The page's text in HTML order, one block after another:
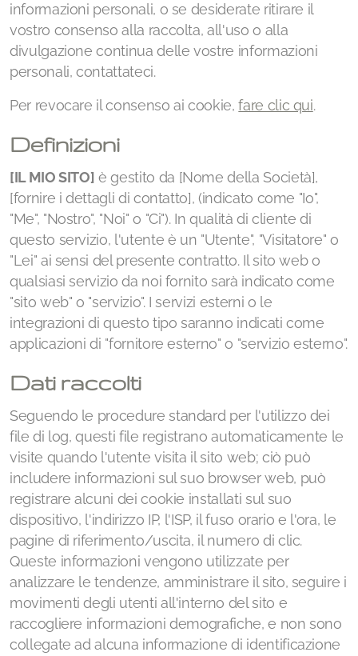
informazioni personali, o se desiderate ritirare il
vostro consenso alla raccolta, all'uso o alla
divulgazione continua delle vostre informazioni
personali, contattateci.
Per revocare il consenso ai cookie,fare clic qui.
Definizioni
[IL MIO SITO] è gestito da [Nome della Società],
[fornire i dettagli di contatto], (indicato come "Io",
"Me", "Nostro", "Noi" o "Ci"). In qualità di cliente di
questo servizio, l'utente è un "Utente", "Visitatore" o
"Lei" ai sensi del presente contratto. Il sito web o
qualsiasi servizio da noi fornito sarà indicato come
"sito web" o "servizio". I servizi esterni o le
integrazioni di questo tipo saranno indicati come
applicazioni di "fornitore esterno" o "servizio esterno".
Dati raccolti
Seguendo le procedure standard per l'utilizzo dei
file di log, questi file registrano automaticamente le
visite quando l'utente visita il sito web; ciò può
includere informazioni sul suo browser web, può
registrare alcuni dei cookie installati sul suo
dispositivo, l'indirizzo IP, l'ISP, il fuso orario e l'ora, le
pagine di riferimento/uscita, il numero di clic.
Queste informazioni vengono utilizzate per
analizzare le tendenze, amministrare il sito, seguire i
movimenti degli utenti all'interno del sito e
raccogliere informazioni demografiche, e non sono
collegate ad alcuna informazione di identificazione